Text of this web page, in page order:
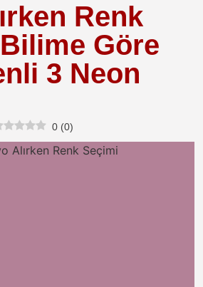
Renk
Göre
3 Neon
0 (0)